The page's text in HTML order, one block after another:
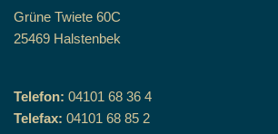
Grüne Twiete 60C
25469 Halstenbek
Telefon: 04101 68 36 4
Telefax: 04101 68 85 2